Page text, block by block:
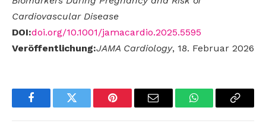
Cardiovascular Disease
DOI:doi.org/10.1001/jamacardio.2025.5595
Veröffentlichung:JAMA Cardiology, 18. Februar 2026
FacebookTwitter Pinterest Email WhatsAppCopy